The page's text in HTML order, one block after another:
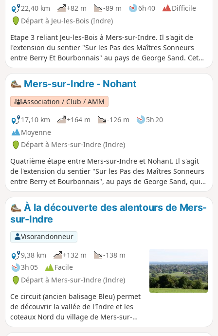
22,40 km
+82 m -89 m 6h 40
Difficile
Départ à Jeu-les-Bois (Indre)
Etape 3 reliant Jeu-les-Bois à Mers-sur-Indre. Il s'agit de
l'extension du sentier "Sur les Pas des Maîtres Sonneurs
entre Berry Et Bourbonnais" au pays de George Sand. Cet
itinéraire parcourt les lieux décrit dans les dernières
veillées du roman "Les Maîtres Sonneurs" mais également
les deux romans "La Mare au Diable" et "Le Moulin
D'Angibault".
Mers-sur-Indre - Nohant
Association / Club / AMM
17,10 km
+164 m -126 m
5h 20
Moyenne
Départ à Mers-sur-Indre (Indre)
Quatrième étape entre Mers-sur-Indre et Nohant. Il s'agit
de l'extension du sentier "Sur les Pas des Maîtres Sonneurs
entre Berry et Bourbonnais", au pays de George Sand, qui
parcourt les lieux décrits dans les dernières veillées du
roman "Les Maîtres" Sonneurs, mais également les deux
romans "La Mare au Diable" et "le Moulin d'Angibault".
À la découverte des alentours de Mers-
sur-Indre
Visorandonneur
9,38 km
+132 m
-138 m
3h 05
Facile
Départ à Mers-sur-Indre (Indre)
Ce circuit (ancien balisage Bleu) permet
de découvrir la vallée de l'Indre et les
coteaux Nord du village de Mers-sur-
Indre.